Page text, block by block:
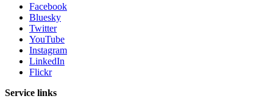
Facebook
Bluesky
Twitter
YouTube
Instagram
LinkedIn
Flickr
Service links